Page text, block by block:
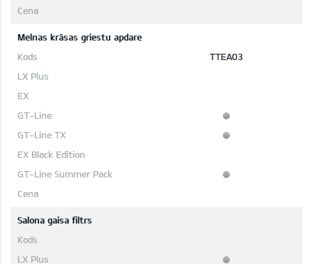
Melnas krāsas griestu apdare
TTEA03
Salona gaisa filtrs